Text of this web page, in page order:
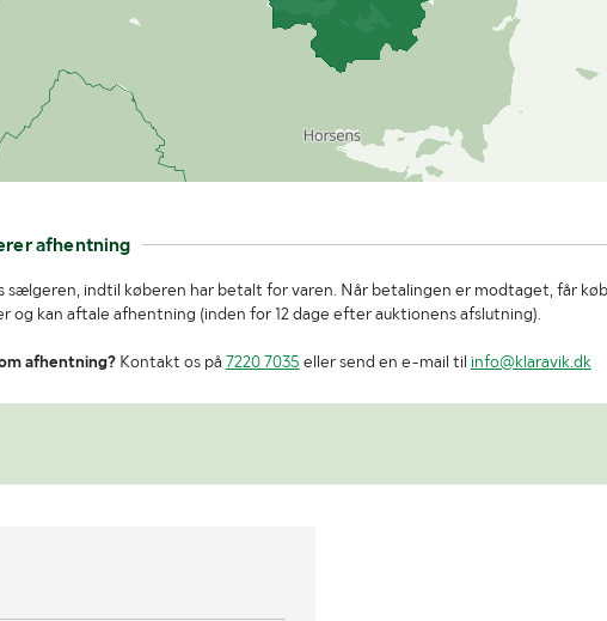
afhentning
sælgeren, indtil køberen har betalt for varen. Når betalingen er modtaget, får
og kan aftale afhentning (inden for 12 dage efter auktionens afslutning).
afhentning?Kontakt os på 7220 7035 eller send en e-mail til info@klaravik.dk